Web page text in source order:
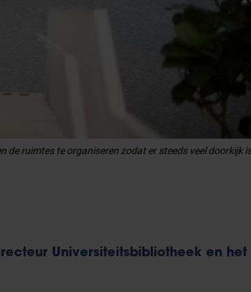
de ruimtes te organiseren zodat er steeds veel doorkijk
Universiteitsbibliotheek en het